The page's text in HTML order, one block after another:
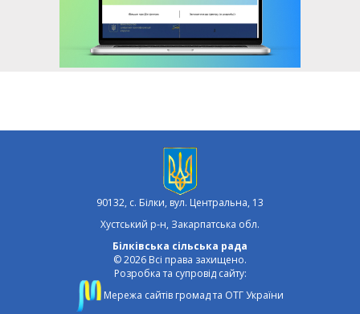
90132, с. Білки, вул. Центральна, 13
Хустський р-н, Закарпатська обл.
Білківська сільська рада
© 2026 Всі права захищено.
Розробка та супровід сайту:
Мережа сайтів громад та ОТГ України